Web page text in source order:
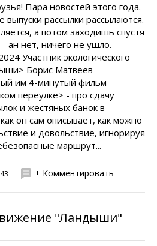
Пара новостей этого года.
выпуски рассылки рассылаются.
а потом заходишь спустя
ан нет, ничего не ушло.
Участник экологического
Борис Матвеев
им 4-минутый фильм
переулке> - про сдачу
и жестяных банок в
он сам описывает, как можно
и довольствие, игнорируя
маршрут...
+ Комментировать
"Ландыши"